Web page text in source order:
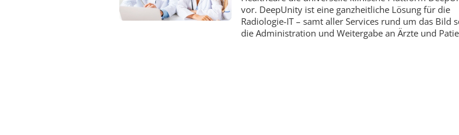
vor. DeepUnity ist eine ganzheitliche Lösung für die
Radiologie-IT – samt aller Services rund um das Bild
die Administration und Weitergabe an Ärzte und
EASY SOFTWARE AG
Digitalisierung im
Personalmanagement: Von digitaler
EASY SOFTWARE AG
Digitalisierung im
Personalmanagement: